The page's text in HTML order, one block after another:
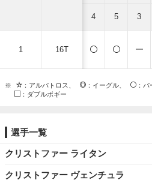
1 16T
4 5 3
※ ：アルバトロス、 ：イーグル、 ：バ
：ダブルボギー
選手一覧
クリストファー ライタン
クリストファー ヴェンチュラ